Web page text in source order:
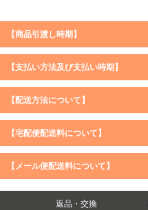
【商品引渡し時期】
【支払い方法及び支払い時期】
【配送方法について】
【宅配便配送料について】
購入価格 ／ 地域 通常
5,900円（税込）未満
590
【メール便配送料について】
返品・交換